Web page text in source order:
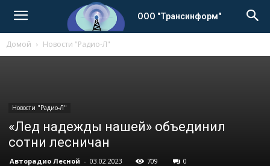
ООО "Трансинформ"
Домой Новости "Радио-Л"
Новости "Радио-Л"
«Лед надежды нашей» объединил
сотни лесничан
Авторадио Лесной - 03.02.2023 709 0